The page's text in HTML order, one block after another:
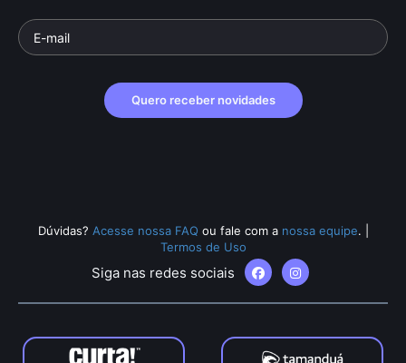
Quero receber novidades
Dúvidas? Acesse nossa FAQ ou fale com a nossa equipe.
Termos de Uso
Siga nas redes sociais